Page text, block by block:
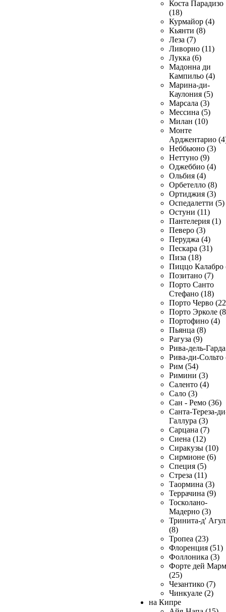
Коста Парадизо
(18)
Курмайор (4)
Кьянти (8)
Леза (7)
Ливорно (11)
Лукка (6)
Мадонна ди
Кампильо (4)
Марина-ди-
Каулония (5)
Марсала (3)
Мессина (5)
Милан (10)
Монте
Арджентарио
Неббьюно (3)
Неттуно (9)
Оджеббио (4)
Ольбия (4)
Орбетелло (8)
Ортиджия (3)
Оспедалетти (5)
Остуни (11)
Пантелерия (1)
Певеро (3)
Перуджа (4)
Пескара (31)
Пиза (18)
Пиццо Калабро
Позитано (7)
Порто Санто
Стефано (18)
Порто Черво
Порто Эрколе
Портофино (4)
Пьянца (8)
Рагуза (9)
Рива-дель-
Рива-ди-Сольто
Рим (54)
Римини (3)
Саленто (4)
Сало (3)
Сан - Ремо (36)
Санта-Тереза-
Галлура (3)
Сарцана (7)
Сиена (12)
Сиракузы (10)
Сирмионе (6)
Специя (5)
Стреза (11)
Таормина (3)
Террачина (9)
Тосколано-
Мадерно (3)
Тринита-д'
(8)
Тропеа (23)
Флоренция (51)
Фоллоника (3)
Форте дей
(25)
Чезантико (7)
Чинкуале (2)
на Кипре